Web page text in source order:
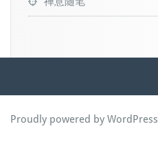
Proudly powered by WordPress